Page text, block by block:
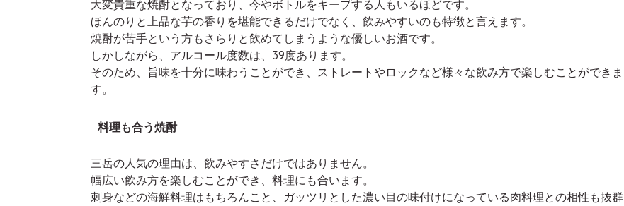
大変貴重な焼酎となっており、今やボトルをキープする人もいるほどです。
ほんのりと上品な芋の香りを堪能できるだけでなく、飲みやすいのも特徴と言えます。
焼酎が苦手という方もさらりと飲めてしまうような優しいお酒です。
しかしながら、アルコール度数は、39度あります。
そのため、旨味を十分に味わうことができ、ストレートやロックなど様々な飲み方で楽しむことができま
す。
料理も合う焼酎
三岳の人気の理由は、飲みやすさだけではありません。
幅広い飲み方を楽しむことができ、料理にも合います。
刺身などの海鮮料理はもちろんこと、ガッツリとした濃い目の味付けになっている肉料理との相性も抜群